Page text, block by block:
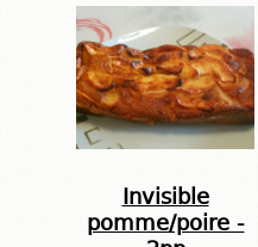
Invisible
pomme/poire -